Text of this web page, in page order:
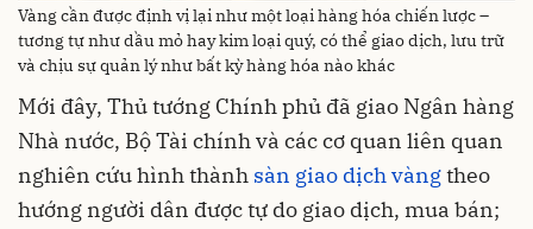
Vàng cần được định vị lại như một loại hàng hóa chiến lược –
tương tự như dầu mỏ hay kim loại quý, có thể giao dịch, lưu trữ
và chịu sự quản lý như bất kỳ hàng hóa nào khác
Mới đây, Thủ tướng Chính phủ đã giao Ngân hàng
Nhà nước, Bộ Tài chính và các cơ quan liên quan
nghiên cứu hình thành sàn giao dịch vàngtheo
hướng người dân được tự do giao dịch, mua bán;